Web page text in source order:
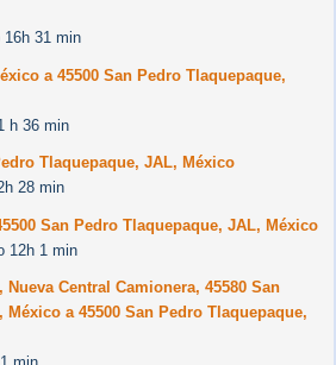
31 min
a 45500 San Pedro Tlaquepaque,
h 36 min
Tlaquepaque, JAL, México
28 min
San Pedro Tlaquepaque, JAL, México
12h 1 min
Nueva Central Camionera, 45580 San
México a 45500 San Pedro Tlaquepaque,